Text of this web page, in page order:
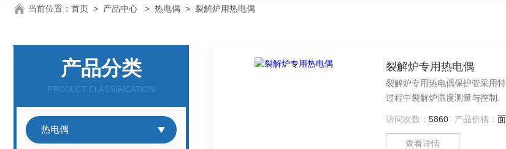
当前位置： 首页 > 产品中心 > 热电偶 > 裂解炉用热电偶
产品分类
PRODUCT CLASSIFICATION
热电偶
裂解炉专用热电偶
裂解炉专用热电偶保护管采用
过程中裂解炉温度测量与控制.
访问次数： 5860 产品价格：
查看详情